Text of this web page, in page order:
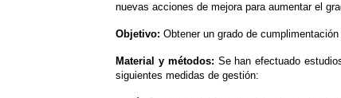
nuevas acciones de mejora para aumentar el
Objetivo: Obtener un grado de
Material y métodos: Se han efectuado
siguientes medidas de gestión: